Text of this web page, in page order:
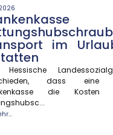
im
Hessische
dass eine
die
zum
haftet
E-
München hat
Nutzung eines
Falle ein...